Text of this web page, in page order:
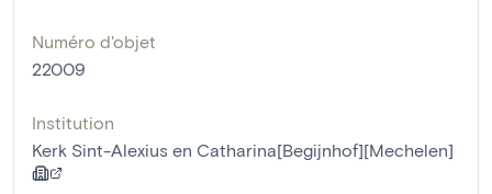
Numéro d'objet
22009
Institution
Kerk Sint-Alexius en Catharina[Begijnhof][Mechelen]